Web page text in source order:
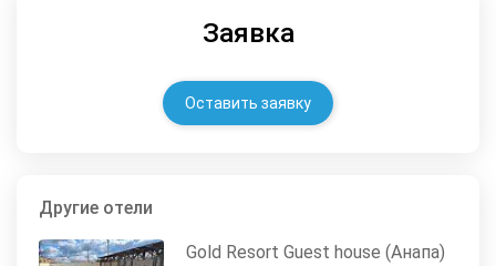
Заявка
Оставить заявку
Другие отели
Gold Resort Guest house (Анапа)